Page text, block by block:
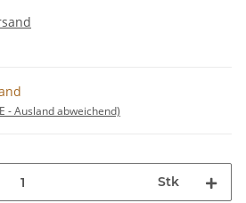
- Ausland abweichend)
Stk